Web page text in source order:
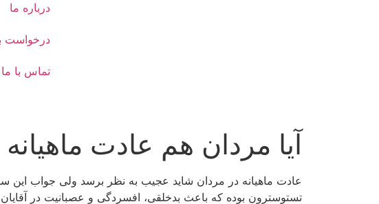
درباره ما
درخواست
تماس با ما
آیا مردان هم عادت ماهیانه
عادت ماهیانه در مردان شاید عجیب به نظر برسد ولی جواب
تستوسترون بوده که باعث بدخلقی، افسردگی و عصبانیت در